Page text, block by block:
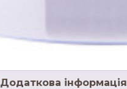
Додаткова інформація